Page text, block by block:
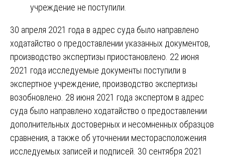
учреждение не поступили.
30 апреля 2021 года в адрес суда было направлено
ходатайство о предоставлении указанных документов,
производство экспертизы приостановлено. 22 июня
2021 года исследуемые документы поступили в
экспертное учреждение, производство экспертизы
возобновлено. 28 июня 2021 года экспертом в адрес
суда было направлено ходатайство о предоставлении
дополнительных достоверных и несомненных образцов
сравнения, а также об уточнении месторасположения
исследуемых записей и подписей. 30 сентября 2021